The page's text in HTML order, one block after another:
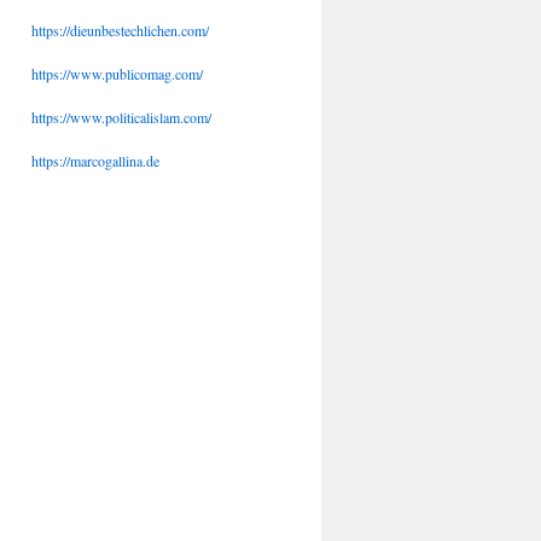
https://dieunbestechlichen.com/
https://www.publicomag.com/
https://www.politicalislam.com/
https://marcogallina.de